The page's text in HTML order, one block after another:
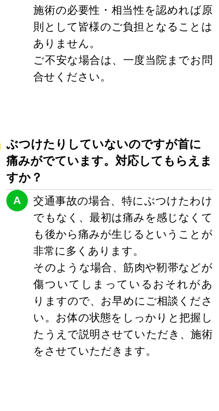
施術の必要性・相当性を認めれば原
則として皆様のご負担となることは
ありません。
ご不安な場合は、一度当院までお問
合せください。
ぶつけたりしていないのですが首に
痛みがでています。対応してもらえま
すか？
A
交通事故の場合、特にぶつけたわけ
でもなく、最初は痛みを感じなくて
も後から痛みが生じるということが
非常に多くあります。
そのような場合、筋肉や靭帯などが
傷ついてしまっているおそれがあ
りますので、お早めにご相談くださ
い。お体の状態をしっかりと把握し
たうえで説明させていただき、施術
をさせていただきます。